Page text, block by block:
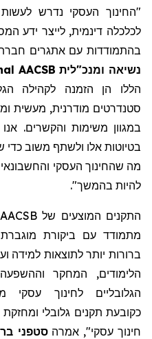
"החינוך העסקי נדרש
לכלכלה דינמית, לייצר ידע
בהתמודדות עם אתגרים
נשיאה ומנכ"לית AACSB
הללו הן הזמנה לקהילה
סטנדרטים מודרנית, מעשית
במגוון משימות והקשרים.
בטיוטות אלו ולשתף משוב
מה שהחינוך העסקי והחשבונאי
להיות בהמשך".
מתמודד עם ביקורת מוגברת
ברורות יותר לתוצאות למידה
הלימודים, המחקר
כקובעת תקנים גלובלי
חינוך עסקי", אמרהסטפני